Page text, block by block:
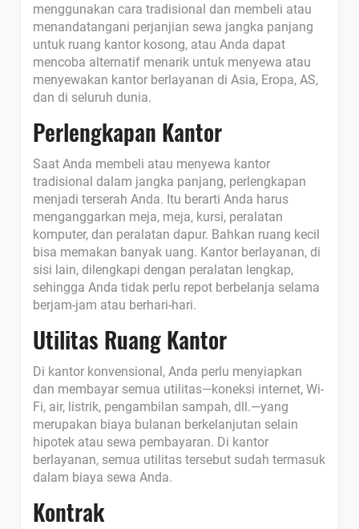
menggunakan cara tradisional dan membeli atau
menandatangani perjanjian sewa jangka panjang
untuk ruang kantor kosong, atau Anda dapat
mencoba alternatif menarik untuk menyewa atau
menyewakan kantor berlayanan di Asia, Eropa, AS,
dan di seluruh dunia.
Perlengkapan Kantor
Saat Anda membeli atau menyewa kantor
tradisional dalam jangka panjang, perlengkapan
menjadi terserah Anda. Itu berarti Anda harus
menganggarkan meja, meja, kursi, peralatan
komputer, dan peralatan dapur. Bahkan ruang kecil
bisa memakan banyak uang. Kantor berlayanan, di
sisi lain, dilengkapi dengan peralatan lengkap,
sehingga Anda tidak perlu repot berbelanja selama
berjam-jam atau berhari-hari.
Utilitas Ruang Kantor
Di kantor konvensional, Anda perlu menyiapkan
dan membayar semua utilitas—koneksi internet, Wi-
Fi, air, listrik, pengambilan sampah, dll.—yang
merupakan biaya bulanan berkelanjutan selain
hipotek atau sewa pembayaran. Di kantor
berlayanan, semua utilitas tersebut sudah termasuk
dalam biaya sewa Anda.
Kontrak